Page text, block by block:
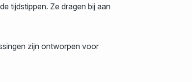
tijdstippen. Ze dragen bij aan
zijn ontworpen voor